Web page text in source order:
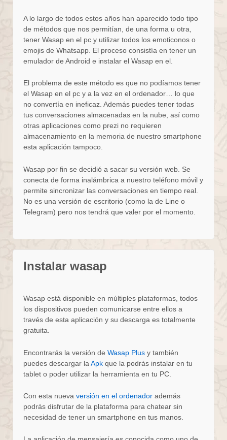
A lo largo de todos estos años han aparecido todo tipo
de métodos que nos permitían, de una forma u otra,
tener Wasap en el pc y utilizar todos los emoticonos o
emojis de Whatsapp. El proceso consistía en tener un
emulador de Android e instalar el Wasap en el.
El problema de este método es que no podíamos tener
el Wasap en el pc y a la vez en el ordenador… lo que
no convertía en ineficaz. Además puedes tener todas
tus conversaciones almacenadas en la nube, así como
otras aplicaciones como prezi no requieren
almacenamiento en la memoria de nuestro smartphone
esta aplicación tampoco.
Wasap por fin se decidió a sacar su versión web. Se
conecta de forma inalámbrica a nuestro teléfono móvil y
permite sincronizar las conversaciones en tiempo real.
No es una versión de escritorio (como la de Line o
Telegram) pero nos tendrá que valer por el momento.
Instalar wasap
Wasap está disponible en múltiples plataformas, todos
los dispositivos pueden comunicarse entre ellos a
través de esta aplicación y su descarga es totalmente
gratuita.
Encontrarás la versión de Wasap Plus y también
puedes descargar la Apk que la podrás instalar en tu
tablet o poder utilizar la herramienta en tu PC.
Con esta nueva versión en el ordenador además
podrás disfrutar de la plataforma para chatear sin
necesidad de tener un smartphone en tus manos.